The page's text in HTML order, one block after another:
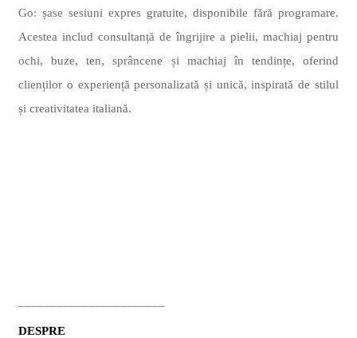
Go: șase sesiuni expres gratuite, disponibile fără programare.
Acestea includ consultanță de îngrijire a pielii, machiaj pentru
ochi, buze, ten, sprâncene și machiaj în tendințe, oferind
clienților o experiență personalizată și unică, inspirată de stilul
și creativitatea italiană.
DESPRE